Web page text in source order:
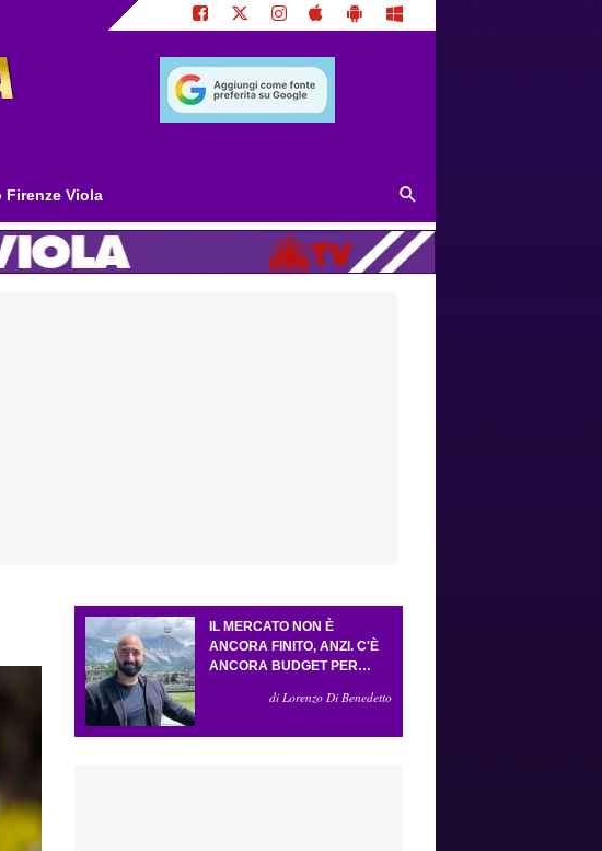
Firenze Viola
IL MERCATO NON È
ANCORA FINITO, ANZI. C'È
ANCORA BUDGET PER
COLPO IMPORTANTE E
di Lorenzo Di Benedetto